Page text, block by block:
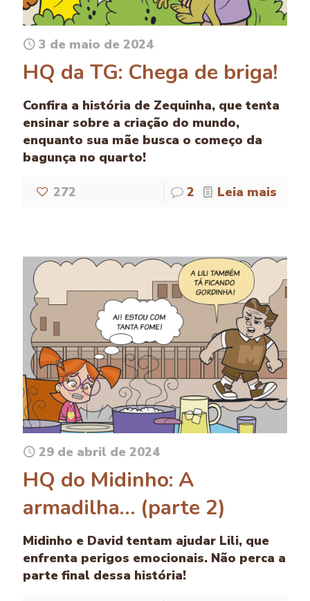
3 de maio de 2024
HQ da TG: Chega de briga!
Confira a história de Zequinha, que tenta
ensinar sobre a criação do mundo,
enquanto sua mãe busca o começo da
bagunça no quarto!
272 2 Leia mais
29 de abril de 2024
HQ do Midinho: A
armadilha… (parte 2)
Midinho e David tentam ajudar Lili, que
enfrenta perigos emocionais. Não perca a
parte final dessa história!